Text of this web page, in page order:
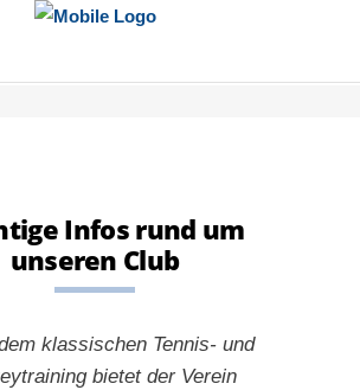
Infos rund um
unseren Club
klassischen Tennis- und
bietet der Verein